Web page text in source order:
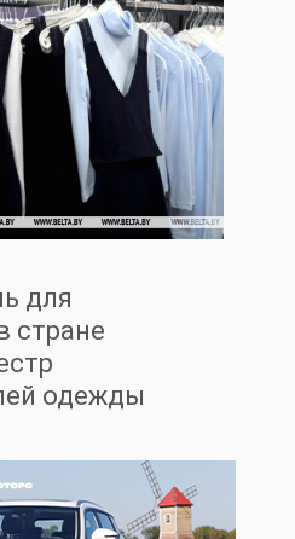
для
стране
одежды